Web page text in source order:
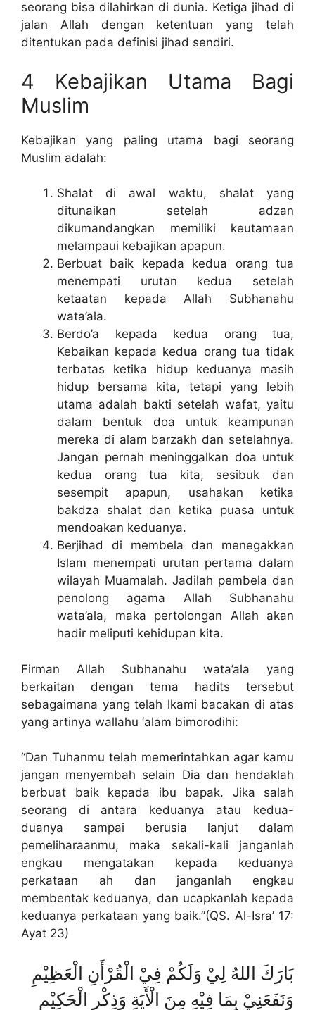
seorang bisa dilahirkan di dunia. Ketiga jihad di
jalan Allah dengan ketentuan yang telah
ditentukan pada definisi jihad sendiri.
4 Kebajikan Utama Bagi
Muslim
Kebajikan yang paling utama bagi seorang
Muslim adalah:
Shalat di awal waktu, shalat yang
ditunaikan setelah adzan
dikumandangkan memiliki keutamaan
melampaui kebajikan apapun.
Berbuat baik kepada kedua orang tua
menempati urutan kedua setelah
ketaatan kepada Allah Subhanahu
wata’ala.
Berdo’a kepada kedua orang tua,
Kebaikan kepada kedua orang tua tidak
terbatas ketika hidup keduanya masih
hidup bersama kita, tetapi yang lebih
utama adalah bakti setelah wafat, yaitu
dalam bentuk doa untuk keampunan
mereka di alam barzakh dan setelahnya.
Jangan pernah meninggalkan doa untuk
kedua orang tua kita, sesibuk dan
sesempit apapun, usahakan ketika
bakdza shalat dan ketika puasa untuk
mendoakan keduanya.
Berjihad di membela dan menegakkan
Islam menempati urutan pertama dalam
wilayah Muamalah. Jadilah pembela dan
penolong agama Allah Subhanahu
wata’ala, maka pertolongan Allah akan
hadir meliputi kehidupan kita.
Firman Allah Subhanahu wata’ala yang
berkaitan dengan tema hadits tersebut
sebagaimana yang telah lkami bacakan di atas
yang artinya wallahu ‘alam bimorodihi:
“Dan Tuhanmu telah memerintahkan agar kamu
jangan menyembah selain Dia dan hendaklah
berbuat baik kepada ibu bapak. Jika salah
seorang di antara keduanya atau kedua-
duanya sampai berusia lanjut dalam
pemeliharaanmu, maka sekali-kali janganlah
engkau mengatakan kepada keduanya
perkataan ah dan janganlah engkau
membentak keduanya, dan ucapkanlah kepada
keduanya perkataan yang baik.”(QS. Al-Isra’ 17:
Ayat 23)
بَارَكَ اللهُ لِيْ وَلَكُمْ فِيْ الْقُرْأَنِ الْعَظِيْمِ
وَنَفَعَنِيْ بِمَا فِيْهِ مِنَ الْأَيَةِ وَذِكْرِ الْحَكِيْمِ